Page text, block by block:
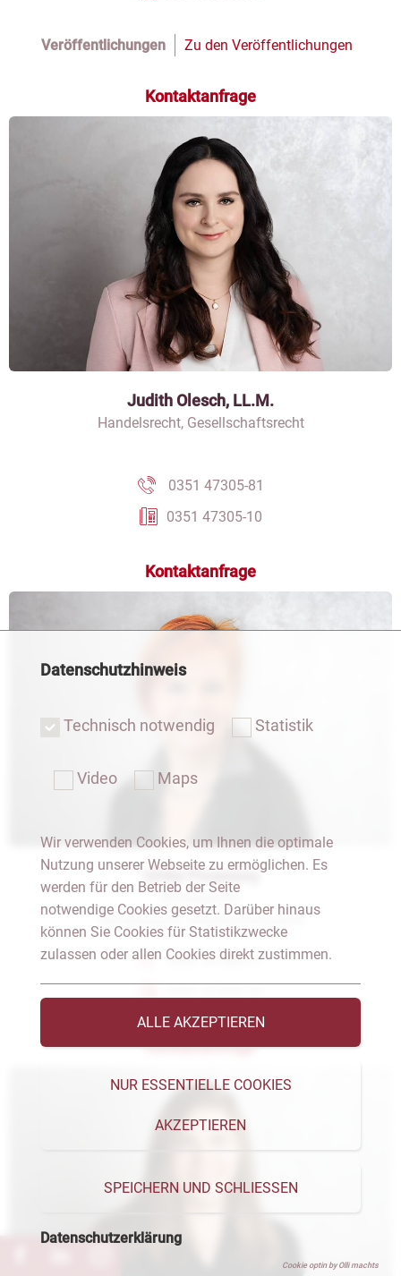
Veröffentlichungen Zu den Veröffentlichungen
Kontaktanfrage
Judith Olesch, LL.M.
Handelsrecht, Gesellschaftsrecht
0351 47305-81
0351 47305-10
Kontaktanfrage
Ulrike Piosetzny
Notargehilfin
Handelsrecht, Gesellschaftsrecht
0351 47305-17
Kontaktanfrage
Datenschutzhinweis
Technisch notwendig Statistik
Video Maps
Wir verwenden Cookies, um Ihnen die optimale
Nutzung unserer Webseite zu ermöglichen. Es
werden für den Betrieb der Seite
notwendige Cookies gesetzt. Darüber hinaus
können Sie Cookies für Statistikzwecke
zulassen oder allen Cookies direkt zustimmen.
ALLE AKZEPTIEREN
NUR ESSENTIELLE COOKIES
AKZEPTIEREN
SPEICHERN UND SCHLIESSEN
Datenschutzerklärung
Cookie optin by Olli machts